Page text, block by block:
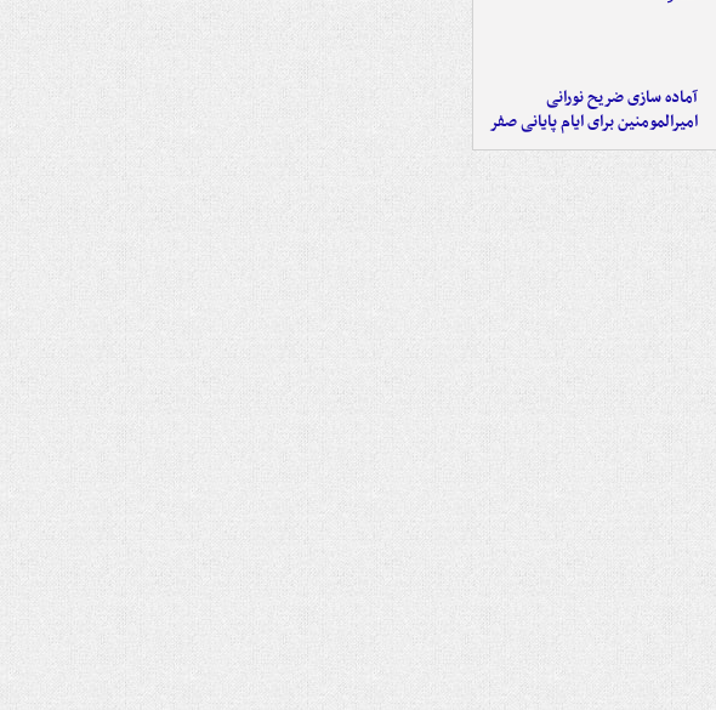
آماده سازی ضریح نورانی
امیرالمومنین برای ایام پایانی صفر